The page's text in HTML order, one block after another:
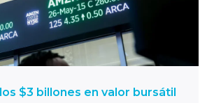
$3 billones en valor bursátil